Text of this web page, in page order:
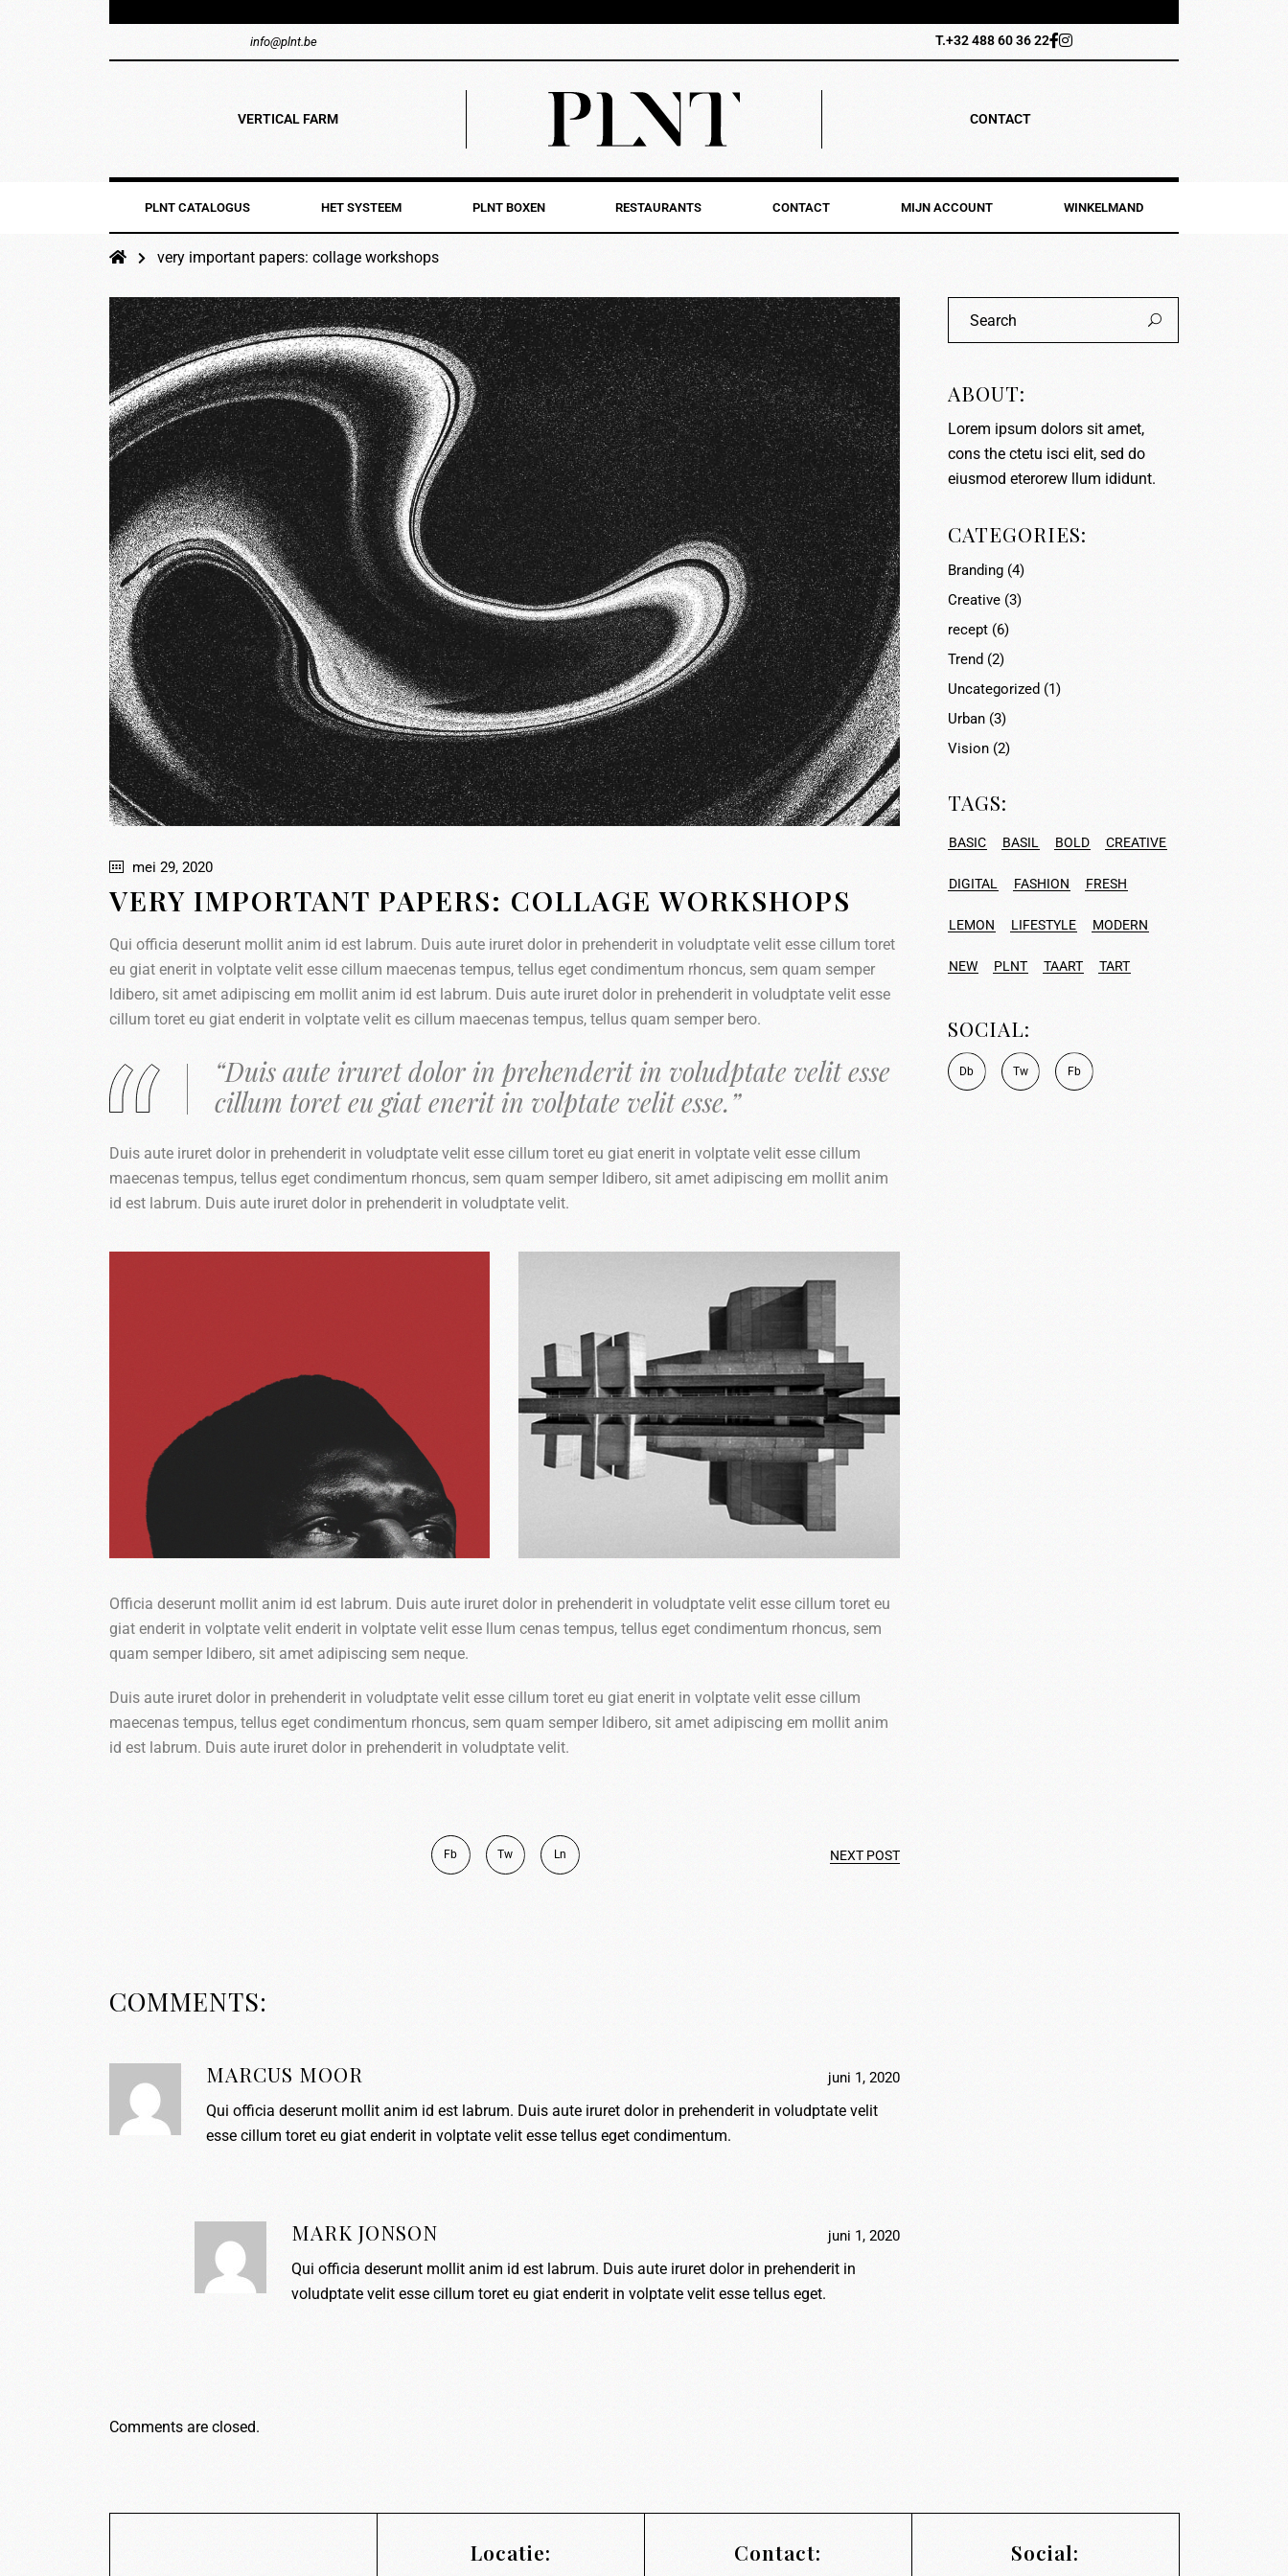
info@plnt.be T.+32 488 60 36 22
VERTICAL FARM CONTACT
PLNT CATALOGUS HET SYSTEEM PLNT BOXEN RESTAURANTS CONTACT MIJN ACCOUNT WINKELMAND
very important papers: collage workshops
mei 29, 2020
VERY IMPORTANT PAPERS: COLLAGE WORKSHOPS
Qui officia deserunt mollit anim id est labrum. Duis aute iruret dolor in prehenderit in voludptate velit esse cillum toret
eu giat enerit in volptate velit esse cillum maecenas tempus, tellus eget condimentum rhoncus, sem quam semper
ldibero, sit amet adipiscing em mollit anim id est labrum. Duis aute iruret dolor in prehenderit in voludptate velit esse
cillum toret eu giat enderit in volptate velit es cillum maecenas tempus, tellus quam semper bero.
“Duis aute iruret dolor in prehenderit in voludptate velit esse
cillum toret eu giat enerit in volptate velit esse.”
Duis aute iruret dolor in prehenderit in voludptate velit esse cillum toret eu giat enerit in volptate velit esse cillum
maecenas tempus, tellus eget condimentum rhoncus, sem quam semper ldibero, sit amet adipiscing em mollit anim
id est labrum. Duis aute iruret dolor in prehenderit in voludptate velit.
Officia deserunt mollit anim id est labrum. Duis aute iruret dolor in prehenderit in voludptate velit esse cillum toret eu
giat enderit in volptate velit enderit in volptate velit esse llum cenas tempus, tellus eget condimentum rhoncus, sem
quam semper ldibero, sit amet adipiscing sem neque.
Duis aute iruret dolor in prehenderit in voludptate velit esse cillum toret eu giat enerit in volptate velit esse cillum
maecenas tempus, tellus eget condimentum rhoncus, sem quam semper ldibero, sit amet adipiscing em mollit anim
id est labrum. Duis aute iruret dolor in prehenderit in voludptate velit.
Fb Tw Ln NEXT POST
COMMENTS:
MARCUS MOOR juni 1, 2020
Qui officia deserunt mollit anim id est labrum. Duis aute iruret dolor in prehenderit in voludptate velit
esse cillum toret eu giat enderit in volptate velit esse tellus eget condimentum.
MARK JONSON juni 1, 2020
Qui officia deserunt mollit anim id est labrum. Duis aute iruret dolor in prehenderit in
voludptate velit esse cillum toret eu giat enderit in volptate velit esse tellus eget.
Comments are closed.
ABOUT:
Lorem ipsum dolors sit amet,
cons the ctetu isci elit, sed do
eiusmod eterorew llum ididunt.
CATEGORIES:
Branding(4)
Creative(3)
recept(6)
Trend (2)
Uncategorized (1)
Urban(3)
Vision(2)
TAGS:
BASIC BASIL BOLD CREATIVE
DIGITAL FASHION FRESH
LEMON LIFESTYLE MODERN
NEW PLNT TAART TART
SOCIAL:
Db Tw Fb
Locatie: Contact: Social: